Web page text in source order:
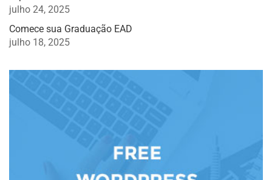
julho 24, 2025
Comece sua Graduação EAD
julho 18, 2025